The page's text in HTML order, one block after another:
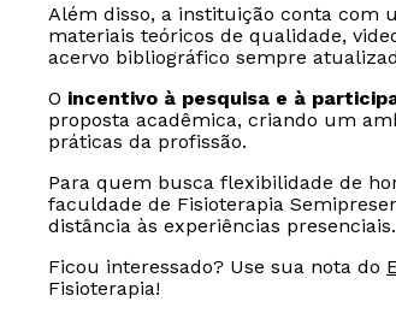
Além disso, a instituição conta com
materiais teóricos de qualidade,
acervo bibliográfico sempre
O incentivo à pesquisa e à
proposta acadêmica, criando um
práticas da profissão.
Para quem busca flexibilidade de
faculdade de Fisioterapia
distância às experiências presenciais.
Ficou interessado? Use sua nota do
Fisioterapia!